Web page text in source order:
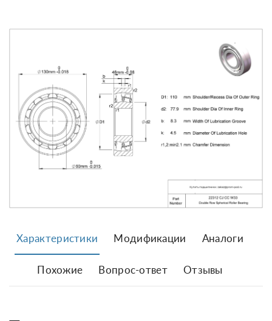
Характеристики Модификации Аналоги
Похожие Вопрос-ответ Отзывы